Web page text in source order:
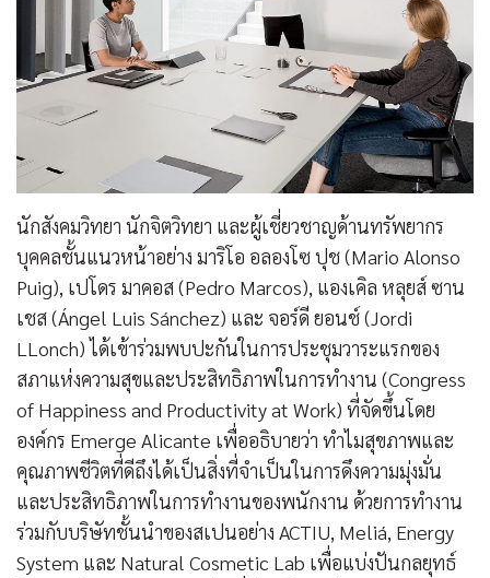
นักสังคมวิทยา นักจิตวิทยา และผู้เชี่ยวชาญด้านทรัพยากร
บุคคลชั้นแนวหน้าอย่าง มาริโอ อลองโซ ปุช (Mario Alonso
Puig), เปโดร มาคอส (Pedro Marcos), แองเคิล หลุยส์ ซาน
เชส (Ángel Luis Sánchez) และ จอร์ดี ยอนช์ (Jordi
LLonch) ได้เข้าร่วมพบปะกันในการประชุมวาระแรกของ
สภาแห่งความสุขและประสิทธิภาพในการทำงาน (Congress
of Happiness and Productivity at Work) ที่จัดขึ้นโดย
องค์กร Emerge Alicante เพื่ออธิบายว่า ทำไมสุขภาพและ
คุณภาพชีวิตที่ดีถึงได้เป็นสิ่งที่จำเป็นในการดึงความมุ่งมั่น
และประสิทธิภาพในการทำงานของพนักงาน ด้วยการทำงาน
ร่วมกับบริษัทชั้นนำของสเปนอย่าง ACTIU, Meliá, Energy
System และ Natural Cosmetic Lab เพื่อแบ่งปันกลยุทธ์